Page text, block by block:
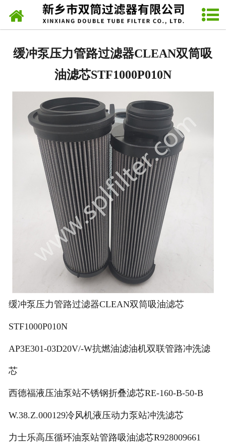
公司介绍
资料下载
在线咨询
联系我们
缓冲泵压力管路过滤器CLEAN双筒吸
油滤芯STF1000P010N
缓冲泵压力管路过滤器CLEAN双筒吸油滤芯
STF1000P010N
AP3E301-03D20V/-W抗燃油滤油机双联管路冲洗滤
芯
西德福液压油泵站不锈钢折叠滤芯RE-160-B-50-B
W.38.Z.000129冷风机液压动力泵站冲洗滤芯
力士乐高压循环油泵站管路吸油滤芯R928009661